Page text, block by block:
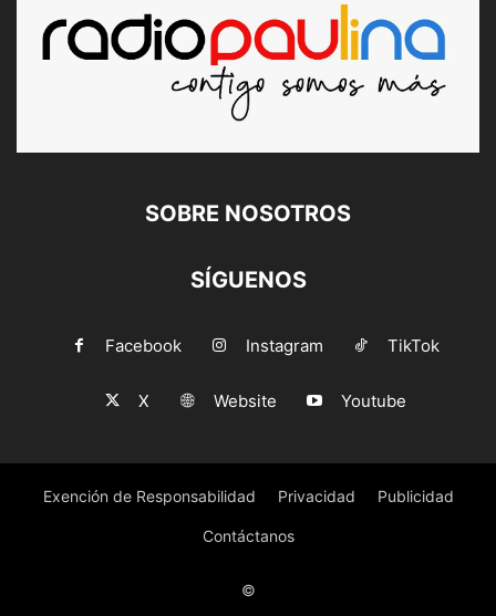
SOBRE NOSOTROS
SÍGUENOS
Facebook Instagram TikTok
X Website Youtube
Exención de Responsabilidad Privacidad Publicidad
Contáctanos
©